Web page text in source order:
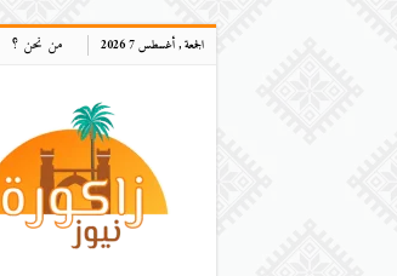
الجمعة , أغسطس 7 2026 من نحن ؟